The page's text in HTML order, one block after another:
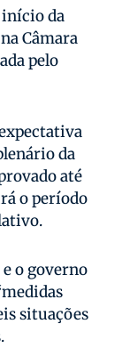
da
Câmara
pelo
da
até
o período
o governo
situações